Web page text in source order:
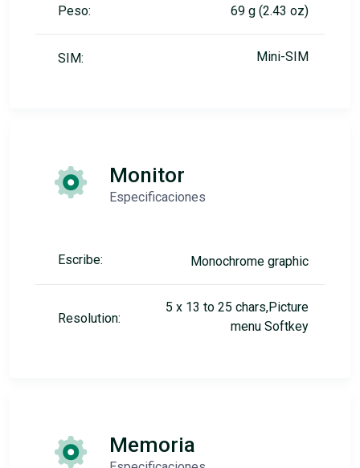
Peso: 69 g (2.43 oz)
SIM: Mini-SIM
Monitor
Especificaciones
Escribe: Monochrome graphic
Resolution:
5 x 13 to 25 chars,Picture
menu Softkey
Memoria